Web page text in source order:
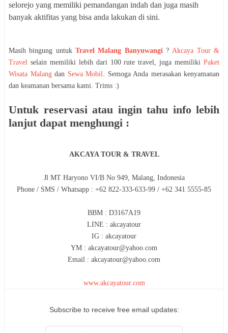
selorejo yang memiliki pemandangan indah dan juga masih
banyak aktifitas yang bisa anda lakukan di sini.
Masih bingung untuk Travel Malang Banyuwangi?Akcaya Tour &
Travel selain memiliki lebih dari 100 rute travel, juga memiliki Paket
Wisata Malangdan Sewa Mobil. Semoga Anda merasakan kenyamanan
dan keamanan bersama kami. Trims :)
Untuk reservasi atau ingin tahu info lebih
lanjut dapat menghungi :
AKCAYA TOUR & TRAVEL
Jl MT Haryono VI/B No 949, Malang, Indonesia
Phone / SMS / Whatsapp : +62 822-333-633-99 / +62 341 5555-85
BBM : D3167A19
LINE : akcayatour
IG : akcayatour
YM : akcayatour@yahoo.com
Email : akcayatour@yahoo.com
www.akcayatour.com
Subscribe to receive free email updates: